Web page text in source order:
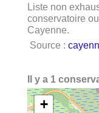
Liste non
conservatoire
Cayenne.
Source :
Il y a 1
+